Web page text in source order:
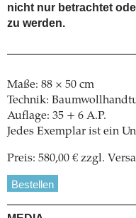
nicht nur betrachtet
zu werden.
Maße: 88 × 50 cm
Technik:
Auflage: 35 + 6 A.P.
Jedes Exemplar ist ein
Preis: 580,00 € zzgl.
Bestellen